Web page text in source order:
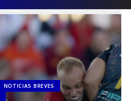
NOTICIAS BREVES